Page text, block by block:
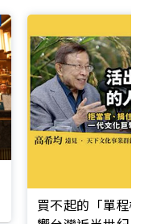
買不起的「單程